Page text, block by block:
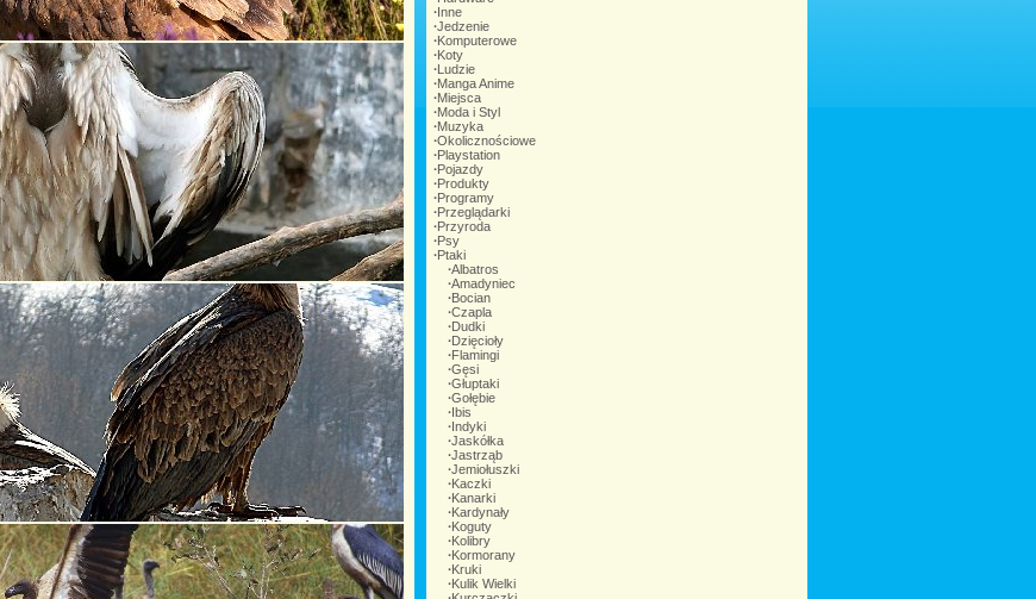
∙Inne
∙Jedzenie
∙Komputerowe
∙Koty
∙Ludzie
∙Manga Anime
∙Miejsca
∙Moda i Styl
∙Muzyka
∙Okolicznościowe
∙Playstation
∙Pojazdy
∙Produkty
∙Programy
∙Przeglądarki
∙Przyroda
∙Psy
∙Ptaki
∙Albatros
∙Amadyniec
∙Bocian
∙Czapla
∙Dudki
∙Dzięcioły
∙Flamingi
∙Gęsi
∙Głuptaki
∙Gołębie
∙Ibis
∙Indyki
∙Jaskółka
∙Jastrząb
∙Jemiołuszki
∙Kaczki
∙Kanarki
∙Kardynały
∙Koguty
∙Kolibry
∙Kormorany
∙Kruki
∙Kulik Wielki